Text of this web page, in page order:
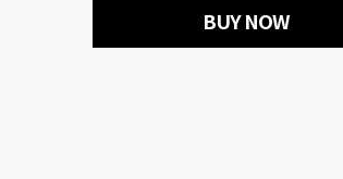
BUY NOW